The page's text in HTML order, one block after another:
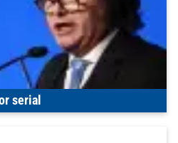
serial